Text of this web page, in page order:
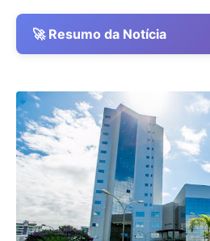
🚀 Resumo da Notícia